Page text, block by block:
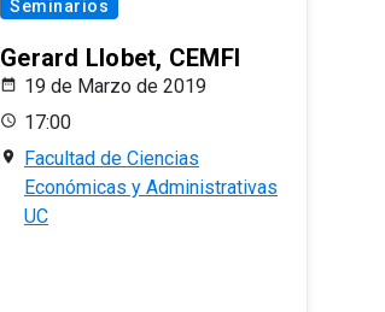
Seminarios
Gerard Llobet, CEMFI
19 de Marzo de 2019
17:00
Facultad de Ciencias
Económicas y Administrativas
UC